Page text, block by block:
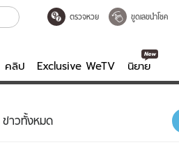
ตรวจหวย ขูดเลขนำโชค
คลิป Exclusive WeTV นิยาย
บันเทิงครบรส
ข่าวทั้งหมด